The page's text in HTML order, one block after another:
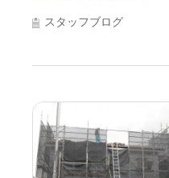
スタッフブログ